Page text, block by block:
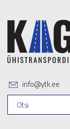
info@ytk.ee